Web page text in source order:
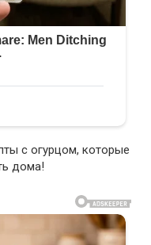
с огурцом, которые
дома!